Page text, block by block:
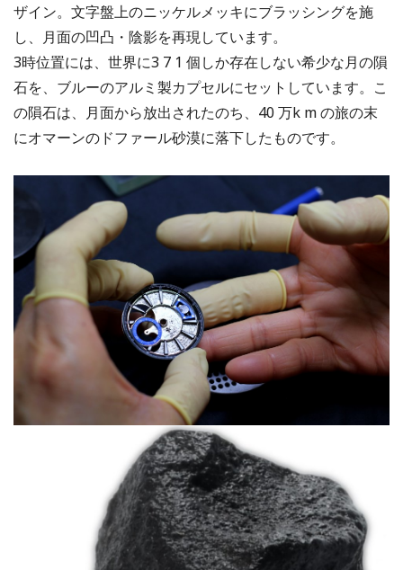
ザイン。文字盤上のニッケルメッキにブラッシングを施
し、月面の凹凸・陰影を再現しています。
3時位置には、世界に3 7 1 個しか存在しない希少な月の隕
石を、ブルーのアルミ製カプセルにセットしています。こ
の隕石は、月面から放出されたのち、40 万k m の旅の末
にオマーンのドファール砂漠に落下したものです。